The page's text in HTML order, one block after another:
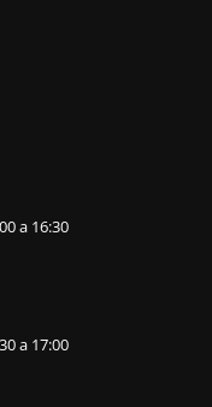
a 16:30
a 17:00